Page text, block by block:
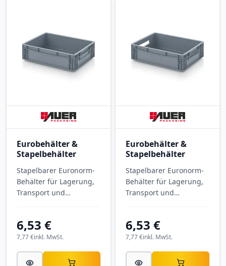
Eurobehälter &
Stapelbehälter
Stapelbarer Euronorm-
Behälter für Lagerung,
Transport und
geschlossen EG 43/12
HG mit Außenmaßen
aus PP.
6,53 €
inkl. MwSt.
7,77 €
Eurobehälter &
Stapelbehälter
Stapelbarer Euronorm-
Behälter für Lagerung,
Transport und
geschlossen EG 43/12
mit Außenmaßen 400 ×
6,53 €
inkl. MwSt.
7,77 €